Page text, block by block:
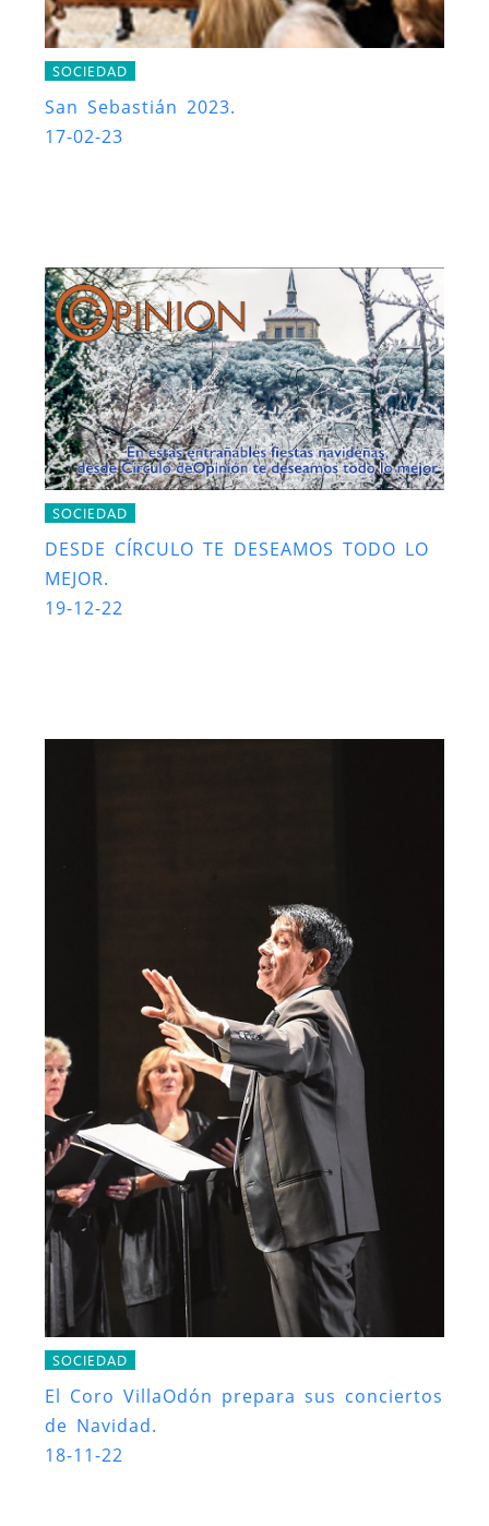
SOCIEDAD
San Sebastián 2023.
17-02-23
SOCIEDAD
DESDE CÍRCULO TE DESEAMOS TODO LO
MEJOR.
19-12-22
SOCIEDAD
El Coro VillaOdón prepara sus conciertos
de Navidad.
18-11-22